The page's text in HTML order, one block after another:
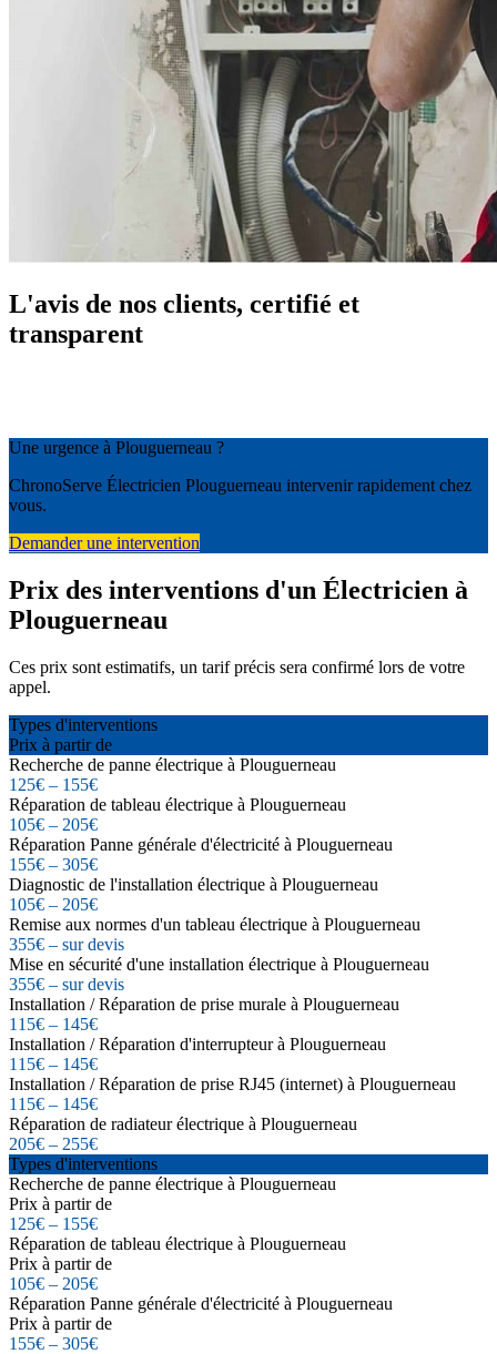
L'avis de nos clients, certifié et
transparent
Une urgence à Plouguerneau ?
ChronoServe Électricien Plouguerneau intervenir rapidement chez
vous.
Demander une intervention
Prix des interventions d'un Électricien à
Plouguerneau
Ces prix sont estimatifs, un tarif précis sera confirmé lors de votre
appel.
Types d'interventions
Prix à partir de
Recherche de panne électrique à Plouguerneau
125€ – 155€
Réparation de tableau électrique à Plouguerneau
105€ – 205€
Réparation Panne générale d'électricité à Plouguerneau
155€ – 305€
Diagnostic de l'installation électrique à Plouguerneau
105€ – 205€
Remise aux normes d'un tableau électrique à Plouguerneau
355€ – sur devis
Mise en sécurité d'une installation électrique à Plouguerneau
355€ – sur devis
Installation / Réparation de prise murale à Plouguerneau
115€ – 145€
Installation / Réparation d'interrupteur à Plouguerneau
115€ – 145€
Installation / Réparation de prise RJ45 (internet) à Plouguerneau
115€ – 145€
Réparation de radiateur électrique à Plouguerneau
205€ – 255€
Types d'interventions
Recherche de panne électrique à Plouguerneau
Prix à partir de
125€ – 155€
Réparation de tableau électrique à Plouguerneau
Prix à partir de
105€ – 205€
Réparation Panne générale d'électricité à Plouguerneau
Prix à partir de
155€ – 305€